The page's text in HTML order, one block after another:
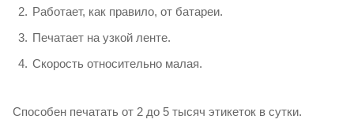
Работает, как правило, от батареи.
Печатает на узкой ленте.
Скорость относительно малая.
Способен печатать от 2 до 5 тысяч этикеток в сутки.